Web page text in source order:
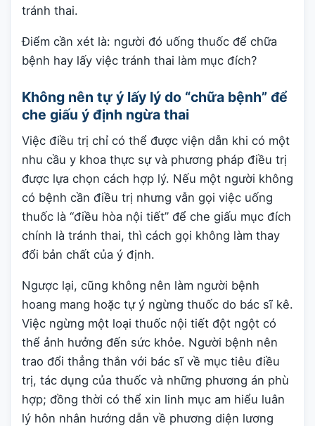
tránh thai.
Điểm cần xét là: người đó uống thuốc để chữa
bệnh hay lấy việc tránh thai làm mục đích?
Không nên tự ý lấy lý do “chữa bệnh” để
che giấu ý định ngừa thai
Việc điều trị chỉ có thể được viện dẫn khi có một
nhu cầu y khoa thực sự và phương pháp điều trị
được lựa chọn cách hợp lý. Nếu một người không
có bệnh cần điều trị nhưng vẫn gọi việc uống
thuốc là “điều hòa nội tiết” để che giấu mục đích
chính là tránh thai, thì cách gọi không làm thay
đổi bản chất của ý định.
Ngược lại, cũng không nên làm người bệnh
hoang mang hoặc tự ý ngừng thuốc do bác sĩ kê.
Việc ngừng một loại thuốc nội tiết đột ngột có
thể ảnh hưởng đến sức khỏe. Người bệnh nên
trao đổi thẳng thắn với bác sĩ về mục tiêu điều
trị, tác dụng của thuốc và những phương án phù
hợp; đồng thời có thể xin linh mục am hiểu luân
lý hôn nhân hướng dẫn về phương diện lương